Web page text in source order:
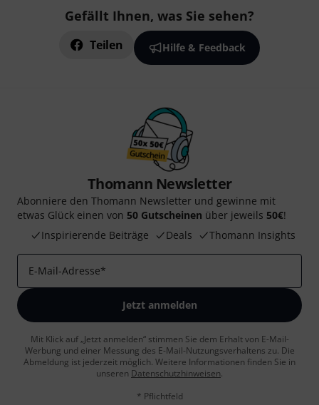
Gefällt Ihnen, was Sie sehen?
Teilen Hilfe & Feedback
Thomann Newsletter
Abonniere den Thomann Newsletter und gewinne mit
etwas Glück einen von 50 Gutscheinen über jeweils 50€!
Inspirierende Beiträge
Deals Thomann Insights
E-Mail-Adresse*
Jetzt anmelden
Mit Klick auf „Jetzt anmelden“ stimmen Sie dem Erhalt von E-Mail-
Werbung und einer Messung des E-Mail-Nutzungsverhaltens zu. Die
Abmeldung ist jederzeit möglich. Weitere Informationen finden Sie in
unseren Datenschutzhinweisen.
* Pflichtfeld